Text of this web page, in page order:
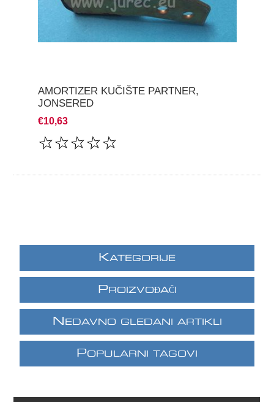
AMORTIZER KUČIŠTE PARTNER,
JONSERED
€10,63
KATEGORIJE
PROIZVOĐAČI
N EDAVNO GLEDANI ARTIKLI
POPULARNI TAGOVI